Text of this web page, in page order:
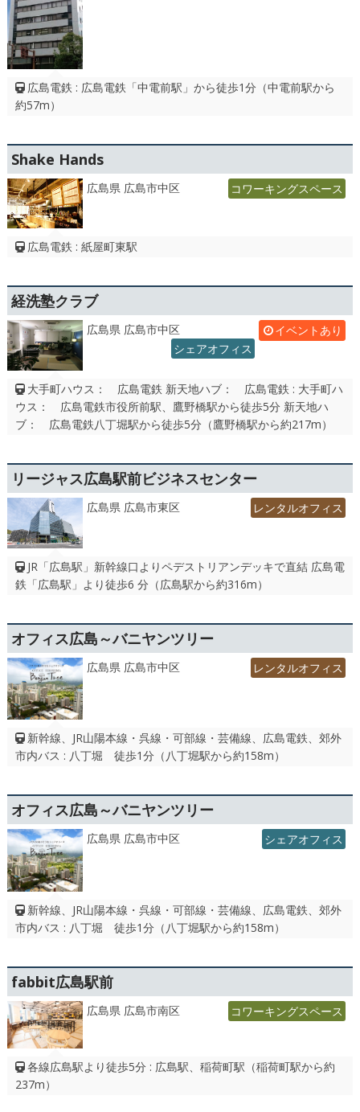
広島電鉄 : 広島電鉄「中電前駅」から徒歩1分（中電前駅から
約57m）
Shake Hands
広島県 広島市中区 コワーキングスペース
広島電鉄 : 紙屋町東駅
経洗塾クラブ
広島県 広島市中区
イベントあり
シェアオフィス
大手町ハウス： 広島電鉄 新天地ハブ： 広島電鉄 : 大手町ハ
ウス： 広島電鉄市役所前駅、鷹野橋駅から徒歩5分 新天地ハ
ブ： 広島電鉄八丁堀駅から徒歩5分（鷹野橋駅から約217m）
リージャス広島駅前ビジネスセンター
広島県 広島市東区 レンタルオフィス
JR「広島駅」新幹線口よりペデストリアンデッキで直結 広島電
鉄「広島駅」より徒歩6 分（広島駅から約316m）
オフィス広島～バニヤンツリー
広島県 広島市中区 レンタルオフィス
新幹線、JR山陽本線・呉線・可部線・芸備線、広島電鉄、郊外
市内バス : 八丁堀 徒歩1分（八丁堀駅から約158m）
オフィス広島～バニヤンツリー
広島県 広島市中区 シェアオフィス
新幹線、JR山陽本線・呉線・可部線・芸備線、広島電鉄、郊外
市内バス : 八丁堀 徒歩1分（八丁堀駅から約158m）
fabbit広島駅前
広島県 広島市南区 コワーキングスペース
各線広島駅より徒歩5分 : 広島駅、稲荷町駅（稲荷町駅から約
237m）